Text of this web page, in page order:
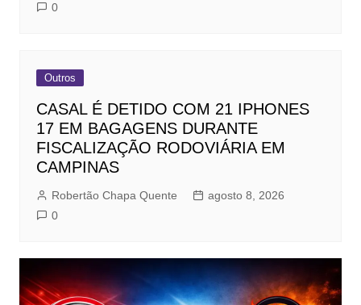
0
Outros
CASAL É DETIDO COM 21 IPHONES
17 EM BAGAGENS DURANTE
FISCALIZAÇÃO RODOVIÁRIA EM
CAMPINAS
Robertão Chapa Quente
agosto 8, 2026
0